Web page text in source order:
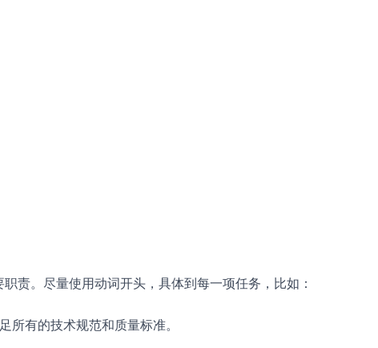
责。尽量使用动词开头，具体到每一项任务，比如：
所有的技术规范和质量标准。